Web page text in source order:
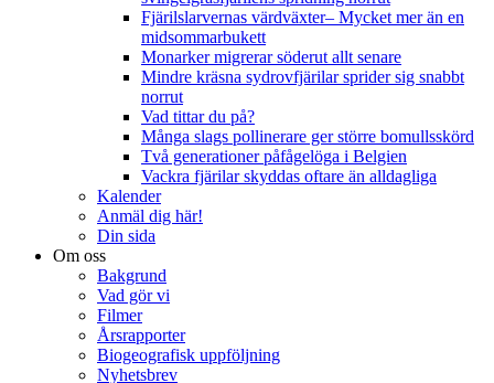
Fjärilslarvernas värdväxter– Mycket mer än en
midsommarbukett
Monarker migrerar söderut allt senare
Mindre kräsna sydrovfjärilar sprider sig snabbt
norrut
Vad tittar du på?
Många slags pollinerare ger större bomullsskörd
Två generationer påfågelöga i Belgien
Vackra fjärilar skyddas oftare än alldagliga
Kalender
Anmäl dig här!
Din sida
Om oss
Bakgrund
Vad gör vi
Filmer
Årsrapporter
Biogeografisk uppföljning
Nyhetsbrev